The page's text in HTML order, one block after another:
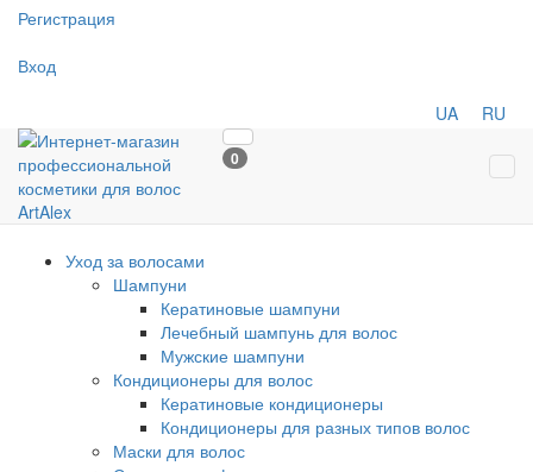
Регистрация
Вход
UA RU
0
Уход за волосами
Шампуни
Кератиновые шампуни
Лечебный шампунь для волос
Мужские шампуни
Кондиционеры для волос
Кератиновые кондиционеры
Кондиционеры для разных типов волос
Маски для волос